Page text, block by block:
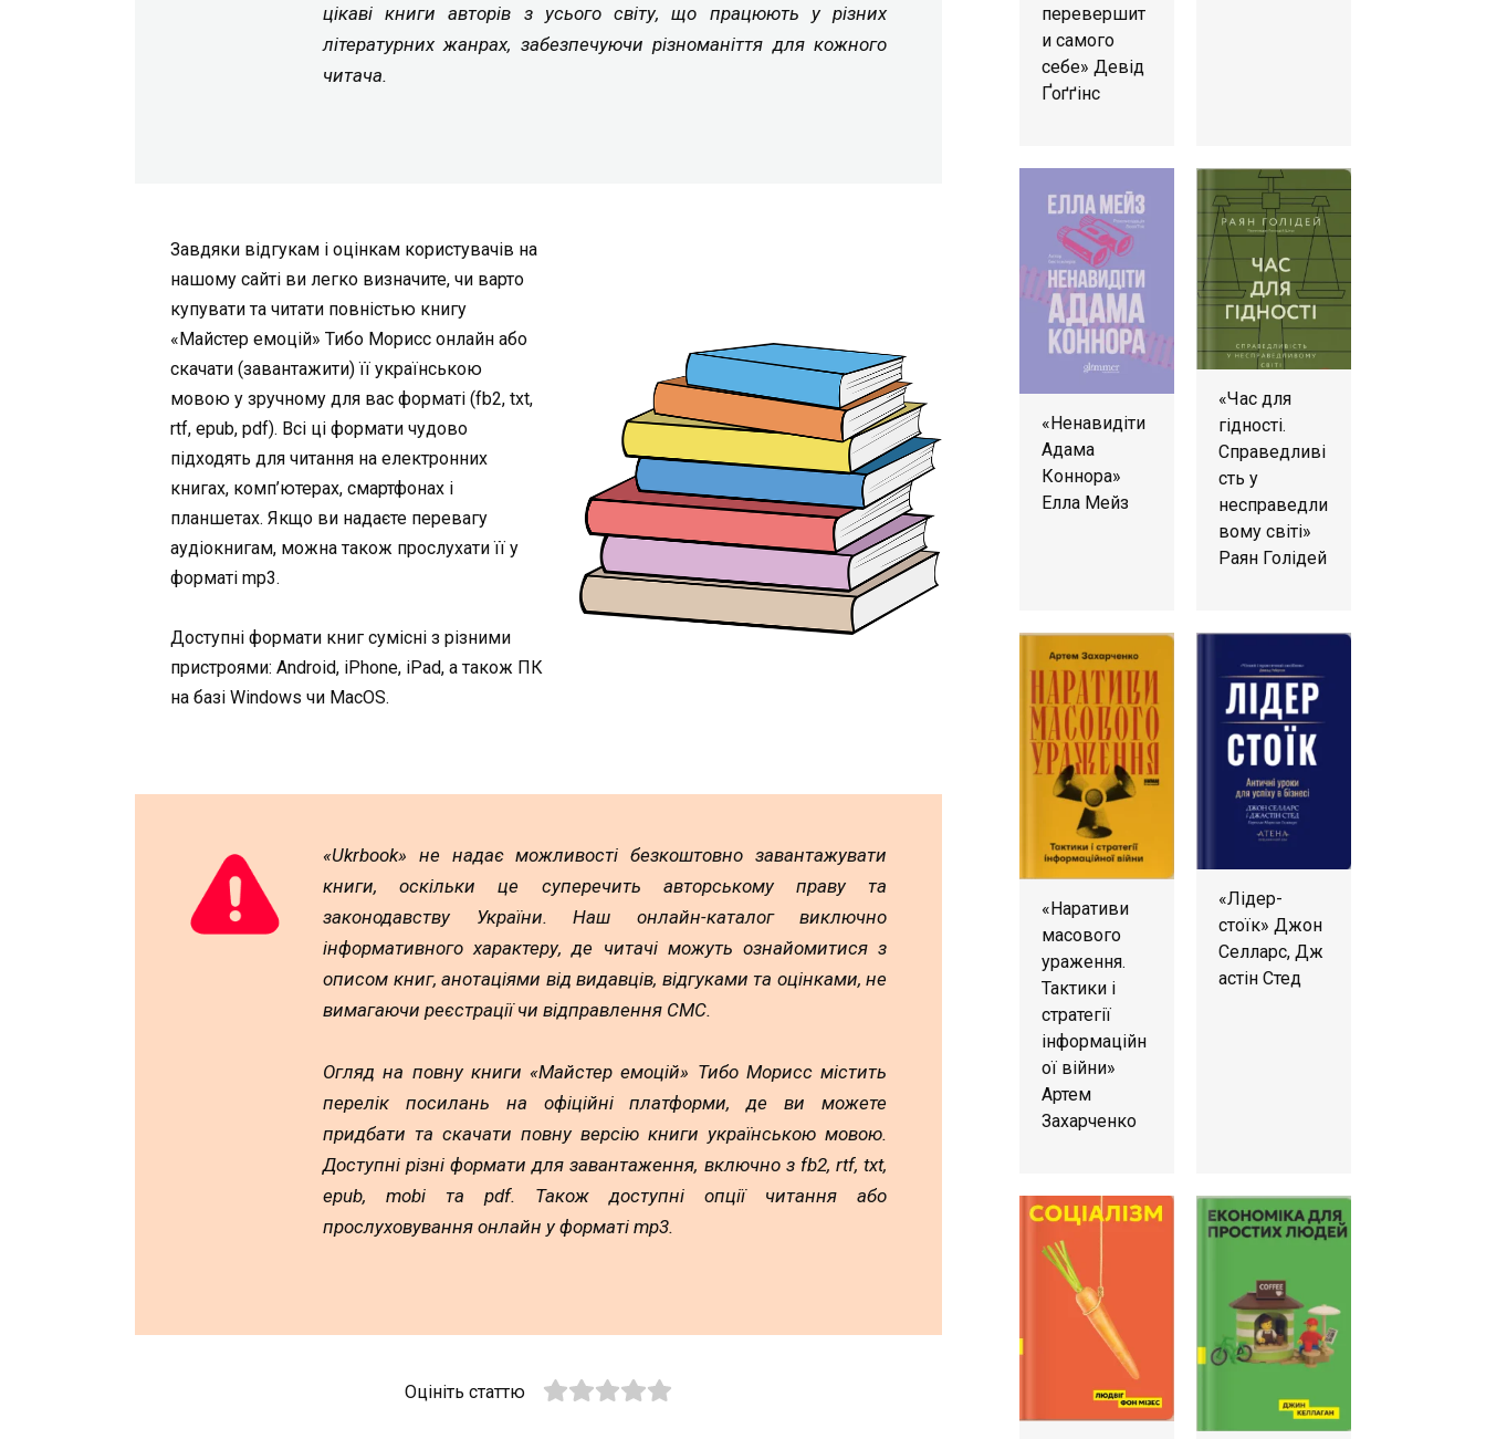
цікаві книги авторів з усього світу, що працюють у різних
літературних жанрах, забезпечуючи різноманіття для кожного
читача.
Завдяки відгукам і оцінкам користувачів на
нашому сайті ви легко визначите, чи варто
купувати та читати повністью книгу
«Майстер емоцій» Тибо Морисс онлайн або
скачати (завантажити) її українською
мовою у зручному для вас форматі (fb2, txt,
rtf, epub, pdf). Всі ці формати чудово
підходять для читання на електронних
книгах, комп’ютерах, смартфонах і
планшетах. Якщо ви надаєте перевагу
аудіокнигам, можна також прослухати її у
форматі mp3.
Доступні формати книг сумісні з різними
пристроями: Android, iPhone, iPad, а також ПК
на базі Windows чи MacOS.
«Ukrbook» не надає можливості безкоштовно завантажувати
книги, оскільки це суперечить авторському праву та
законодавству України. Наш онлайн-каталог виключно
інформативного характеру, де читачі можуть ознайомитися з
описом книг, анотаціями від видавців, відгуками та оцінками, не
вимагаючи реєстрації чи відправлення СМС.
Огляд на повну книги «Майстер емоцій» Тибо Морисс містить
перелік посилань на офіційні платформи, де ви можете
придбати та скачати повну версію книги українською мовою.
Доступні різні формати для завантаження, включно з fb2, rtf, txt,
epub, mobi та pdf. Також доступні опції читання або
прослуховування онлайн у форматі mp3.
Оцініть статтю
перевершит
и самого
себе» Девід
Ґоґґінс
«Ненавидіти
Адама
Коннора»
Елла Мейз
«Час для
гідності.
Справедливі
сть у
несправедли
вому світі»
Раян Голідей
«Наративи
масового
ураження.
Тактики і
стратегії
інформаційн
ої війни»
Артем
Захарченко
«Лідер-
стоїк» Джон
Селларс, Дж
астін Стед